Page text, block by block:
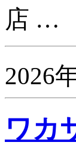
店 …
2026
ワカ